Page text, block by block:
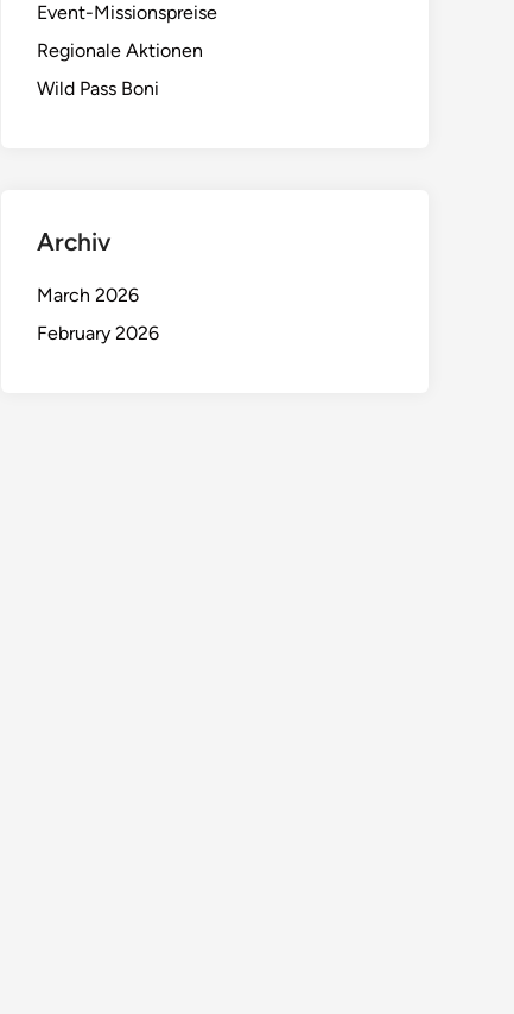
Event-Missionspreise
Regionale Aktionen
Wild Pass Boni
Archiv
March 2026
February 2026